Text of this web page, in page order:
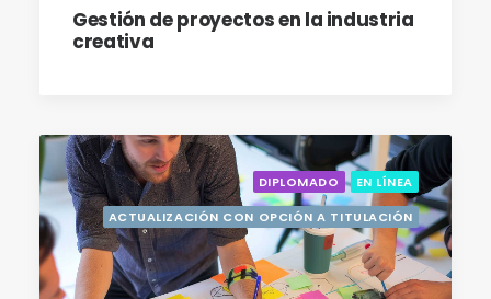
Gestión de proyectos en la industria
creativa
DIPLOMADO
EN LÍNEA
ACTUALIZACIÓN CON OPCIÓN A TITULACIÓN